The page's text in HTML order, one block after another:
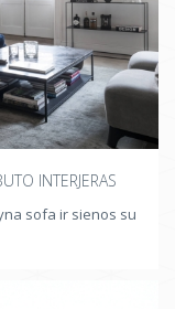
INTERJERAS
sofa ir sienos su